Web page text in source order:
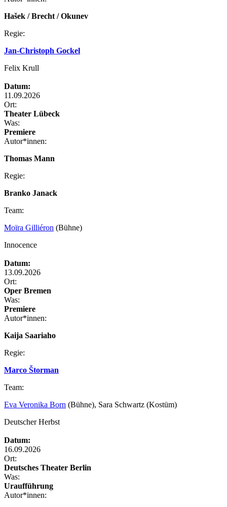
Hašek / Brecht / Okunev
Regie:
Jan-Christoph Gockel
Felix Krull
Datum:
11.09.2026
Ort:
Theater Lübeck
Was:
Premiere
Autor*innen:
Thomas Mann
Regie:
Branko Janack
Team:
Moïra Gilliéron (Bühne)
Innocence
Datum:
13.09.2026
Ort:
Oper Bremen
Was:
Premiere
Autor*innen:
Kaija Saariaho
Regie:
Marco Štorman
Team:
Eva Veronika Born (Bühne), Sara Schwartz (Kostüm)
Deutscher Herbst
Datum:
16.09.2026
Ort:
Deutsches Theater Berlin
Was:
Uraufführung
Autor*innen: